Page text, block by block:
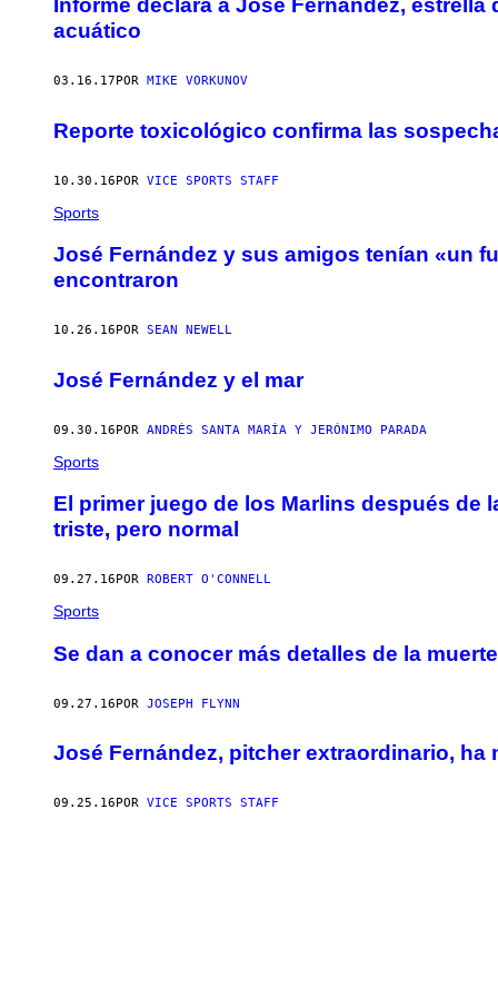
Informe declara a José Fernández,
acuático
03.16.17 POR MIKE VORKUNOV
Reporte toxicológico confirma las
10.30.16POR VICE SPORTS STAFF
Sports
José Fernández y sus amigos tenían «un
encontraron
10.26.16 POR SEAN NEWELL
José Fernández y el mar
09.30.16POR ANDRÉS SANTA MARÍA Y JERÓNIMO PARADA
Sports
El primer juego de los Marlins después de
triste, pero normal
09.27.16 POR ROBERT O'CONNELL
Sports
Se dan a conocer más detalles de la
09.27.16POR JOSEPH FLYNN
José Fernández, pitcher extraordinario, ha
09.25.16 POR VICE SPORTS STAFF